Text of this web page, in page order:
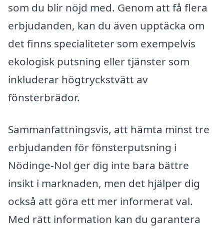
som du blir nöjd med. Genom att få flera
erbjudanden, kan du även upptäcka om
det finns specialiteter som exempelvis
ekologisk putsning eller tjänster som
inkluderar högtryckstvätt av
fönsterbrädor.
Sammanfattningsvis, att hämta minst tre
erbjudanden för fönsterputsning i
Nödinge-Nol ger dig inte bara bättre
insikt i marknaden, men det hjälper dig
också att göra ett mer informerat val.
Med rätt information kan du garantera